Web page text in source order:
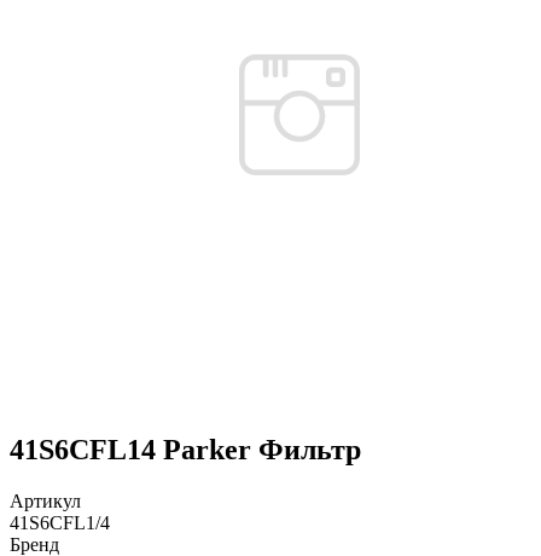
41S6CFL14 Parker Фильтр
Артикул
41S6CFL1/4
Бренд